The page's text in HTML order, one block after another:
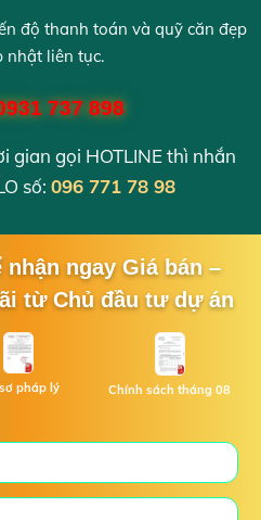
độ thanh toán và quỹ căn đẹp
nhật liên tục.
737 898
gian gọi HOTLINE thì nhắn
số: 096 771 78 98
ngay Giá bán –
từ Chủ đầu tư dự án
pháp lý Chính sách tháng 08